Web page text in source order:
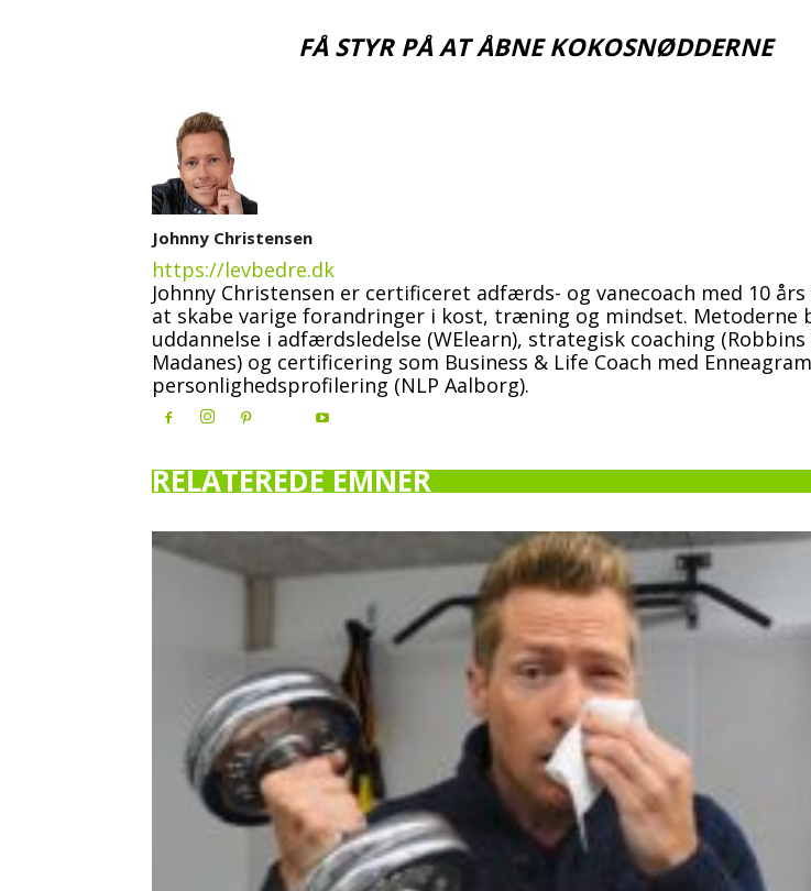
FÅ STYR PÅ AT ÅBNE KOKOSNØDDERNE
Johnny Christensen
https://levbedre.dk
Johnny Christensen er certificeret adfærds- og vanecoach med 10
at skabe varige forandringer i kost, træning og mindset. Metoderne
uddannelse i adfærdsledelse (WElearn), strategisk coaching (Robbins
Madanes) og certificering som Business & Life Coach med
personlighedsprofilering (NLP Aalborg).
RELATEREDE EMNER